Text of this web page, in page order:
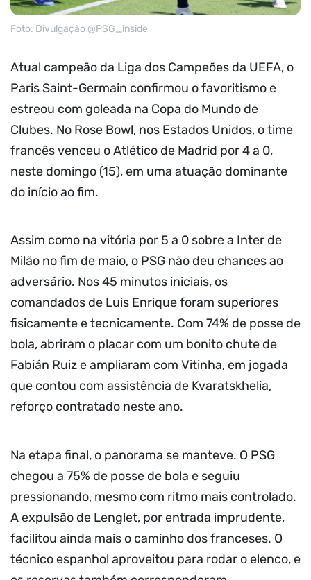
Foto: Divulgação @PSG_inside
Atual campeão da Liga dos Campeões da UEFA, o
Paris Saint-Germain confirmou o favoritismo e
estreou com goleada na Copa do Mundo de
Clubes. No Rose Bowl, nos Estados Unidos, o time
francês venceu o Atlético de Madrid por 4 a 0,
neste domingo (15), em uma atuação dominante
do início ao fim.
Assim como na vitória por 5 a 0 sobre a Inter de
Milão no fim de maio, o PSG não deu chances ao
adversário. Nos 45 minutos iniciais, os
comandados de Luis Enrique foram superiores
fisicamente e tecnicamente. Com 74% de posse de
bola, abriram o placar com um bonito chute de
Fabián Ruiz e ampliaram com Vitinha, em jogada
que contou com assistência de Kvaratskhelia,
reforço contratado neste ano.
Na etapa final, o panorama se manteve. O PSG
chegou a 75% de posse de bola e seguiu
pressionando, mesmo com ritmo mais controlado.
A expulsão de Lenglet, por entrada imprudente,
facilitou ainda mais o caminho dos franceses. O
técnico espanhol aproveitou para rodar o elenco, e